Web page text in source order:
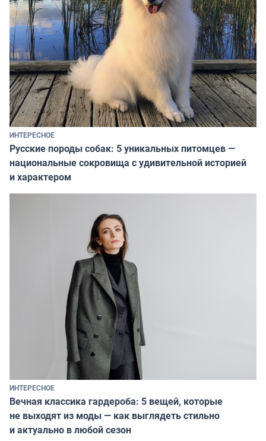
ИНТЕРЕСНОЕ
Русские породы собак: 5 уникальных питомцев —
национальные сокровища с удивительной историей
и характером
ИНТЕРЕСНОЕ
Вечная классика гардероба: 5 вещей, которые
не выходят из моды — как выглядеть стильно
и актуально в любой сезон